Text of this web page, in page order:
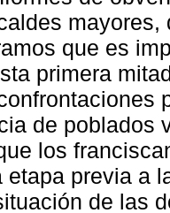
que es
primera
de poblados
los
etapa previa a
de las